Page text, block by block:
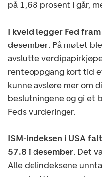
på 1,68 prosent i går,
I kveld legger Fed
desember. På møtet
avslutte
renteoppgang kort tid
kunne avsløre mer om
beslutningene og gi et
Feds vurderinger.
ISM-indeksen i USA
57.8 i desember. Det
Alle delindeksene